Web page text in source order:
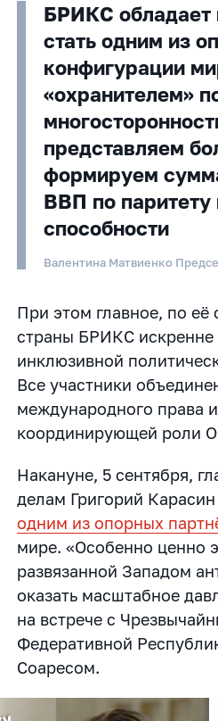
БРИКС обладает
стать одним из
конфигурации
«охранителем»
представляем
формируем
ВВП по паритету
способности
Валентина Матвиенко
При этом главное, по её
страны БРИКС искренне
инклюзивной
Все участники
международного права
координирующей роли
Накануне, 5 сентября,
делам Григорий Карасин
одним из опорных
мире. «Особенно ценно
развязанной Западом
оказать масштабное
на встрече с
Федеративной
Соаресом.